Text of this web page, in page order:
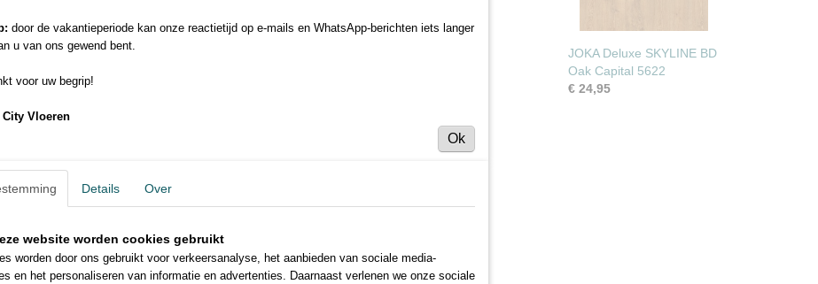
Kliksysteem
Classic-Deluxe
Gebruiksklasse
Antislip DS
JOKA Deluxe SKYLINE BD
Oak Capital 5622
€ 24,95
door de vakantieperiode kan onze reactietijd op e-mails en WhatsApp-berichten iets langer
u van ons gewend bent.
voor uw begrip!
City Vloeren
Ok
Details Over
website worden cookies gebruikt
worden door ons gebruikt voor verkeersanalyse, het aanbieden van sociale media-
en het personaliseren van informatie en advertenties. Daarnaast verlenen we onze sociale